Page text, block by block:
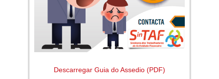
Descarregar Guia do Assedio (PDF)